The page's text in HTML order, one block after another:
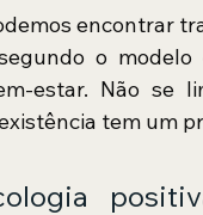
encontrar
o
estar. Não se
tem um